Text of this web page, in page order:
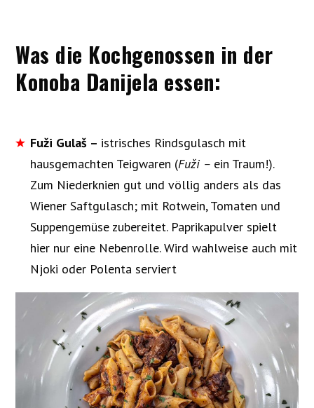
Was die Kochgenossen in der
Konoba Danijela essen:
Fuži Gulaš – istrisches Rindsgulasch mit
hausgemachten Teigwaren (Fuži – ein Traum!).
Zum Niederknien gut und völlig anders als das
Wiener Saftgulasch; mit Rotwein, Tomaten und
Suppengemüse zubereitet. Paprikapulver spielt
hier nur eine Nebenrolle. Wird wahlweise auch mit
Njoki oder Polenta serviert